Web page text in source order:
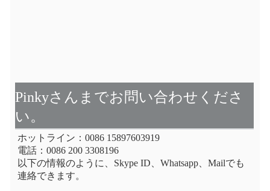
Pinkyさんまでお問い合わせくださ
い。
ホットライン：0086 15897603919
電話：0086 200 3308196
以下の情報のように、Skype ID、Whatsapp、Mailでも
連絡できます。